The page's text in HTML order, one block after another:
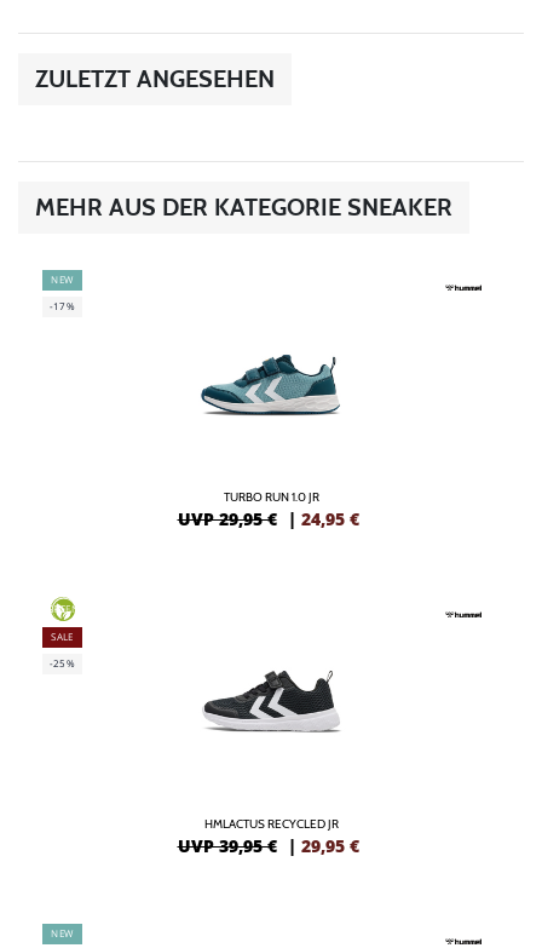
ZULETZT ANGESEHEN
MEHR AUS DER KATEGORIE SNEAKER
NEW
-17%
TURBO RUN 1.0 JR
UVP 29,95 € | 24,95 €
GREEN
SALE
-25%
HMLACTUS RECYCLED JR
UVP 39,95 € | 29,95 €
NEW